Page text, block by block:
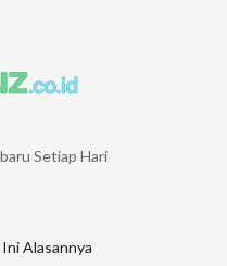
Setiap Hari
Alasannya